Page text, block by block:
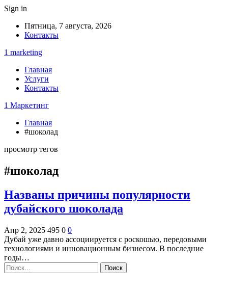
Sign in
Пятница, 7 августа, 2026
Контакты
1 marketing
Главная
Услуги
Контакты
1 Маркетинг
Главная
#шоколад
просмотр тегов
#шоколад
Названы причины популярности
дубайского шоколада
Апр 2, 2025 495 0 0
Дубай уже давно ассоциируется с роскошью, передовыми
технологиями и инновационным бизнесом. В последние
годы…